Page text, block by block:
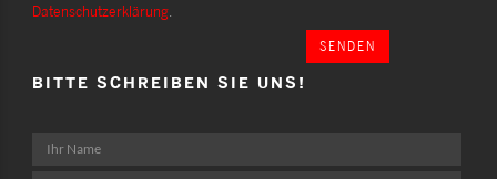
Datenschutzerklärung.
SENDEN
BITTE SCHREIBEN SIE UNS!